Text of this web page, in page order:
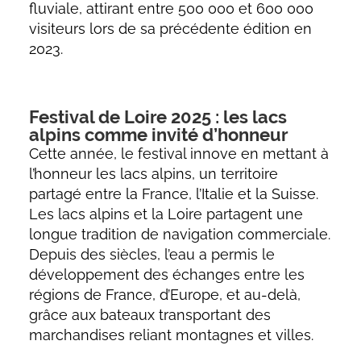
fluviale, attirant entre 500 000 et 600 000
visiteurs lors de sa précédente édition en
2023.
Festival de Loire 2025 : les lacs
alpins comme invité d’honneur
Cette année, le festival innove en mettant à
l’honneur les lacs alpins, un territoire
partagé entre la France, l’Italie et la Suisse.
Les lacs alpins et la Loire partagent une
longue tradition de navigation commerciale.
Depuis des siècles, l’eau a permis le
développement des échanges entre les
régions de France, d’Europe, et au-delà,
grâce aux bateaux transportant des
marchandises reliant montagnes et villes.